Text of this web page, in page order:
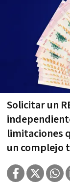
Solicitar un
limitaciones
un complejo